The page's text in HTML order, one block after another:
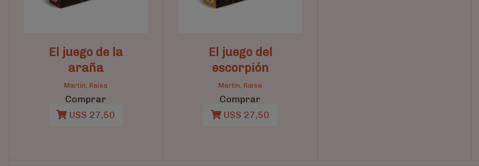
El juego de la
araña
Martín, Raisa
Comprar
U$S 27,50
El juego del
escorpión
Martín, Raisa
Comprar
U$S 27,50